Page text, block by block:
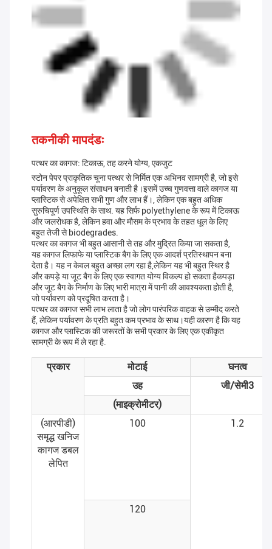
तकनीकी मापदंडः
पत्थर का कागज: टिकाऊ, तह करने योग्य, एकजुट
स्टोन पेपर प्राकृतिक चूना पत्थर से निर्मित एक अभिनव सामग्री है, जो इसे
पर्यावरण के अनुकूल संसाधन बनाती है।इसमें उच्च गुणवत्ता वाले कागज या
प्लास्टिक से अपेक्षित सभी गुण और लाभ हैं।, लेकिन एक बहुत अधिक
सुरुचिपूर्ण उपस्थिति के साथ. यह सिर्फ polyethylene के रूप में टिकाऊ
और जलरोधक है, लेकिन हवा और मौसम के प्रभाव के तहत धूल के लिए
बहुत तेजी से biodegrades.
पत्थर का कागज भी बहुत आसानी से तह और मुद्रित किया जा सकता है,
यह कागज लिफाफे या प्लास्टिक बैग के लिए एक आदर्श प्रतिस्थापन बना
देता है। यह न केवल बहुत अच्छा लग रहा है,लेकिन यह भी बहुत स्थिर है
और कपड़े या जूट बैग के लिए एक स्वागत योग्य विकल्प हो सकता हैकपड़ा
और जूट बैग के निर्माण के लिए भारी मात्रा में पानी की आवश्यकता होती है,
जो पर्यावरण को प्रदूषित करता है।
पत्थर का कागज सभी लाभ लाता है जो लोग पारंपरिक वाहक से उम्मीद करते
हैं, लेकिन पर्यावरण के प्रति बहुत कम प्रभाव के साथ।यही कारण है कि यह
कागज और प्लास्टिक की जरूरतों के सभी प्रकार के लिए एक एकीकृत
सामग्री के रूप में ले रहा है.
प्रकार मोटाई
घनत्व
उह
जी/सेमी3
(माइक्रोमीटर)
(आरपीडी)
समृद्ध खनिज
कागज डबल
लेपित
100 1.2
120